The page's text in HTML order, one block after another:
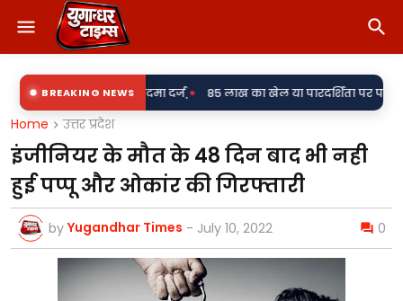
BREAKING NEWS
निलंबित, मुकदमा दर्ज,• 85 लाख का खेल या पारदर्शिता पर पर्दा?
Home उत्तर प्रदेश
इंजीनियर के मौत के 48 दिन बाद भी नही
हुई पप्पू और ओकांर की गिरफ्तारी
by Yugandhar Times - July 10, 2022 0